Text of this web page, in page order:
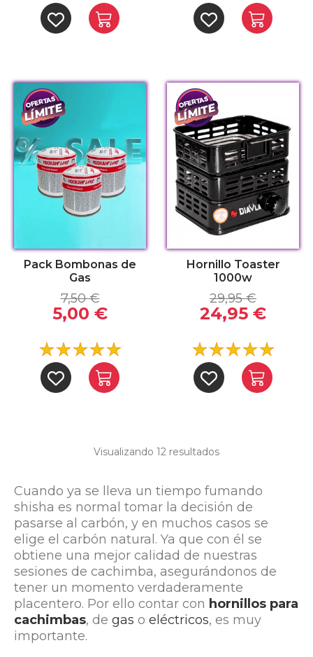
Pack Bombonas de
Gas
7,50 €
5,00 €
Hornillo Toaster
1000w
29,95 €
24,95 €
Visualizando 12 resultados
Cuando ya se lleva un tiempo fumando
shisha es normal tomar la decisión de
pasarse al carbón, y en muchos casos se
elige el carbón natural. Ya que con él se
obtiene una mejor calidad de nuestras
sesiones de cachimba, asegurándonos de
tener un momento verdaderamente
placentero. Por ello contar con hornillos para
cachimbas, de gas o eléctricos, es muy
importante.